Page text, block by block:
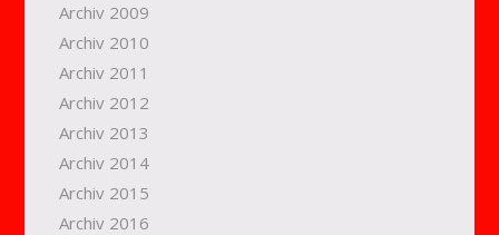
Archiv 2009
Archiv 2010
Archiv 2011
Archiv 2012
Archiv 2013
Archiv 2014
Archiv 2015
Archiv 2016